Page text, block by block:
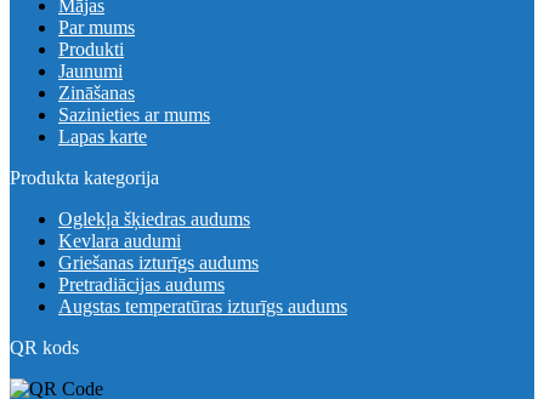
Mājas
Par mums
Produkti
Jaunumi
Zināšanas
Sazinieties ar mums
Lapas karte
Produkta kategorija
Oglekļa šķiedras audums
Kevlara audumi
Griešanas izturīgs audums
Pretradiācijas audums
Augstas temperatūras izturīgs audums
QR kods